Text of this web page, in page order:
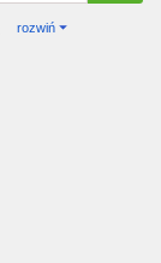
rozwiń